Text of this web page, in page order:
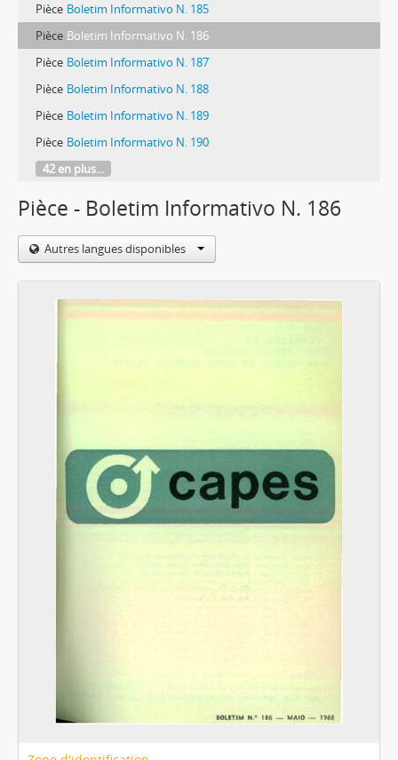
Pièce Boletim Informativo N. 185
Pièce Boletim Informativo N. 186
Pièce Boletim Informativo N. 187
Pièce Boletim Informativo N. 188
Pièce Boletim Informativo N. 189
Pièce Boletim Informativo N. 190
42 en plus...
Pièce - Boletim Informativo N. 186
Autres langues disponibles